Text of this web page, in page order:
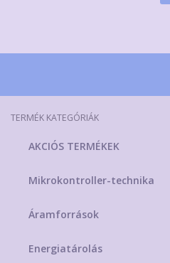
TERMÉK KATEGÓRIÁK
AKCIÓS TERMÉKEK
Mikrokontroller-technika
Áramforrások
Energiatárolás